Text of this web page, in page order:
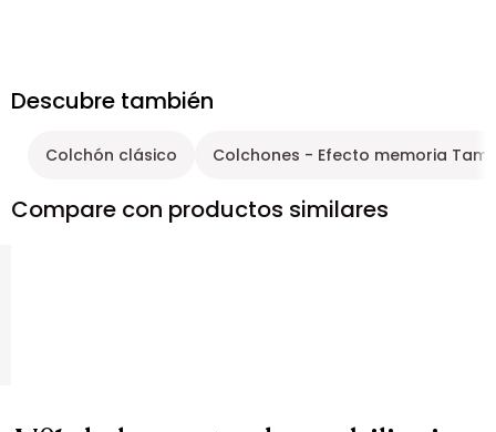
Descubre también
Colchón clásico Colchones - Efecto memoria
Compare con productos similares